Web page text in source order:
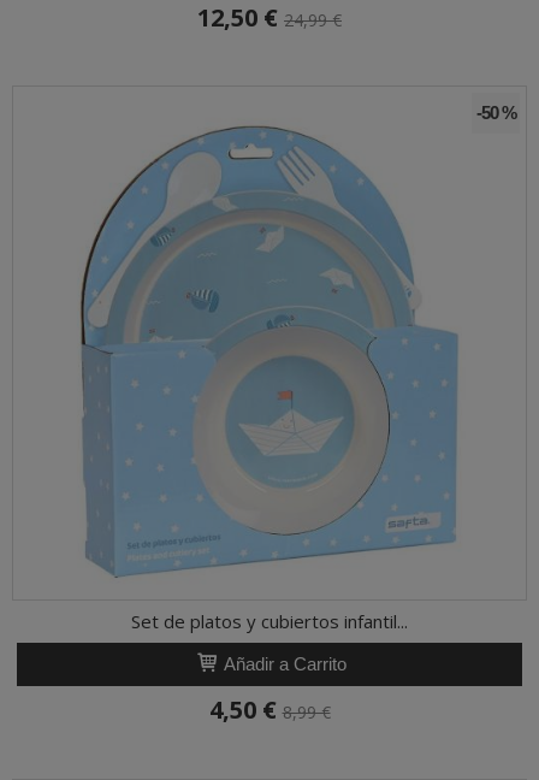
12,50 € 24,99 €
-50 %
Set de platos y cubiertos infantil...
Añadir a Carrito
4,50 €8,99 €